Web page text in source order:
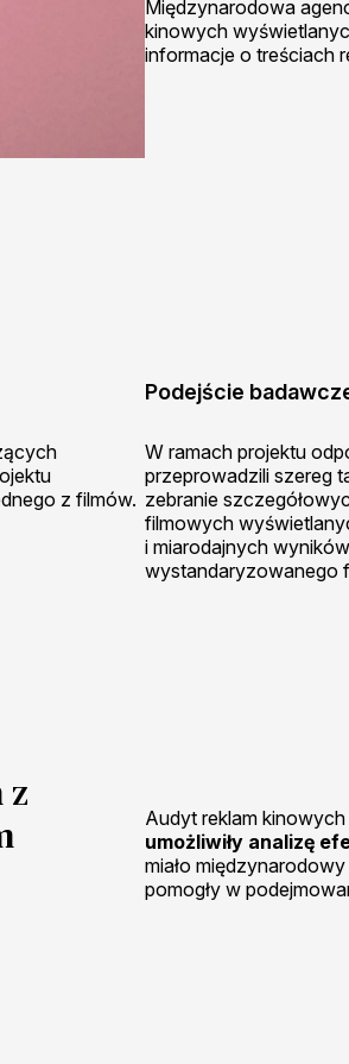
Międzynarodowa
kinowych
informacje o treściach
z filmów.
Podejście
W ramach projektu
przeprowadzili szereg
zebranie
filmowych
i miarodajnych
wystandaryzowanego
z
Audyt reklam
umożliwiły analizę
miało
pomogły w